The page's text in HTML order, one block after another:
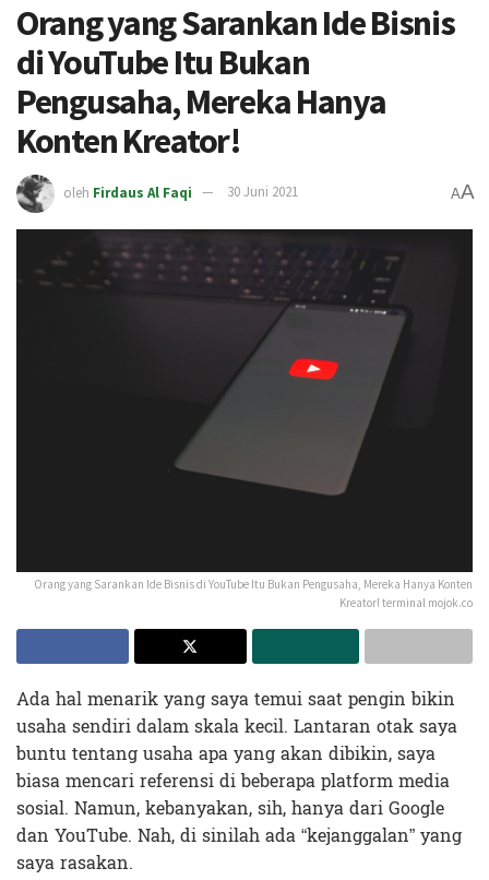
Orang yang Sarankan Ide Bisnis
di YouTube Itu Bukan
Pengusaha, Mereka Hanya
Konten Kreator!
oleh Firdaus Al Faqi 30 Juni 2021 AA
Orang yang Sarankan Ide Bisnis di YouTube Itu Bukan Pengusaha, Mereka Hanya Konten
Kreator! terminal mojok.co
Ada hal menarik yang saya temui saat pengin bikin
usaha sendiri dalam skala kecil. Lantaran otak saya
buntu tentang usaha apa yang akan dibikin, saya
biasa mencari referensi di beberapa platform media
sosial. Namun, kebanyakan, sih, hanya dari Google
dan YouTube. Nah, di sinilah ada “kejanggalan” yang
saya rasakan.